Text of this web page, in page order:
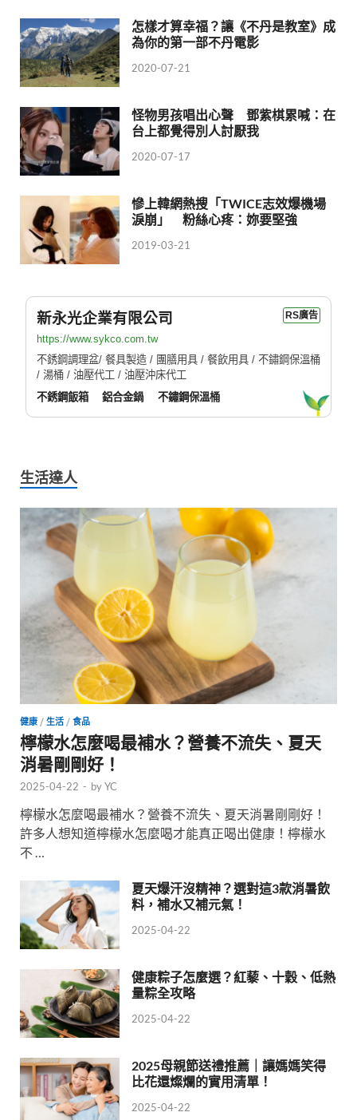
怎樣才算幸福？讓《不丹是教室》成
為你的第一部不丹電影
2020-07-21
怪物男孩唱出心聲 鄧紫棋累喊：在
台上都覺得別人討厭我
2020-07-17
慘上韓網熱搜「TWICE志效爆機場
淚崩」 粉絲心疼：妳要堅強
2019-03-21
新永光企業有限公司 RS廣告
https://www.sykco.com.tw
不銹鋼調理盆/ 餐具製造 / 團膳用具 / 餐飲用具 / 不鏽鋼保溫桶
/ 湯桶 / 油壓代工 / 油壓沖床代工
不銹鋼飯箱
鋁合金鍋 不鏽鋼保溫桶
生活達人
健康 / 生活 / 食品
檸檬水怎麼喝最補水？營養不流失、夏天
消暑剛剛好！
2025-04-22 - byYC
檸檬水怎麼喝最補水？營養不流失、夏天消暑剛剛好！
許多人想知道檸檬水怎麼喝才能真正喝出健康！檸檬水
不 …
夏天爆汗沒精神？選對這3款消暑飲
料，補水又補元氣！
2025-04-22
健康粽子怎麼選？紅藜、十穀、低熱
量粽全攻略
2025-04-22
2025母親節送禮推薦｜讓媽媽笑得
比花還燦爛的實用清單！
2025-04-22